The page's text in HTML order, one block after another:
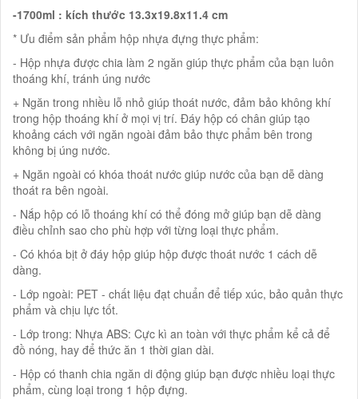
-1700ml : kích thước 13.3x19.8x11.4 cm
* Ưu điểm sản phẩm hộp nhựa đựng thực phẩm:
- Hộp nhựa được chia làm 2 ngăn giúp thực phẩm của bạn luôn
thoáng khí, tránh úng nước
+ Ngăn trong nhiều lỗ nhỏ giúp thoát nước, đảm bảo không khí
trong hộp thoáng khí ở mọi vị trí. Đáy hộp có chân giúp tạo
khoảng cách với ngăn ngoài đảm bảo thực phẩm bên trong
không bị úng nước.
+ Ngăn ngoài có khóa thoát nước giúp nước của bạn dễ dàng
thoát ra bên ngoài.
- Nắp hộp có lỗ thoáng khí có thể đóng mở giúp bạn dễ dàng
điều chỉnh sao cho phù hợp với từng loại thực phẩm.
- Có khóa bịt ở đáy hộp giúp hộp được thoát nước 1 cách dễ
dàng.
- Lớp ngoài: PET - chất liệu đạt chuẩn để tiếp xúc, bảo quản thực
phẩm và chịu lực tốt.
- Lớp trong: Nhựa ABS: Cực kì an toàn với thực phẩm kể cả để
đồ nóng, hay để thức ăn 1 thời gian dài.
- Hộp có thanh chia ngăn di động giúp bạn được nhiều loại thực
phẩm, cùng loại trong 1 hộp đựng.